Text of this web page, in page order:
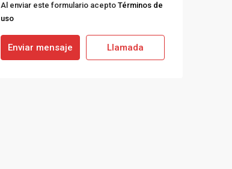
Al enviar este formulario acepto Términos de
uso
Enviar mensaje Llamada